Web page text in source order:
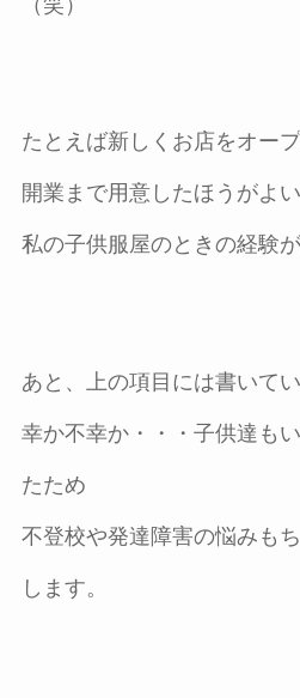
たとえば新しくお店をオー
開業まで用意したほうがよ
私の子供服屋のときの経験
あと、上の項目には書いて
幸か不幸か・・・子供達も
たため
不登校や発達障害の悩みも
します。